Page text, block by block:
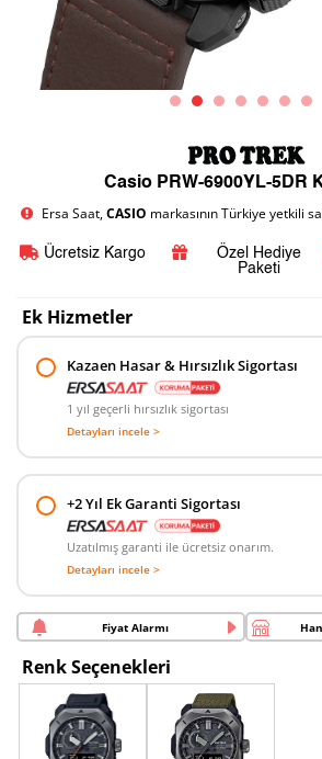
Casio PRW-6900YL-5DR
Ersa Saat,CASIO markasının Türkiye yetkili
Ücretsiz Kargo
Özel Hediye
Paketi
Ek Hizmetler
Kazaen Hasar & Hırsızlık Sigortası
1 yıl geçerli hırsızlık sigortası
Detayları incele >
+2 Yıl Ek Garanti Sigortası
Uzatılmış garanti ile ücretsiz onarım.
Detayları incele >
Fiyat Alarmı
Renk Seçenekleri